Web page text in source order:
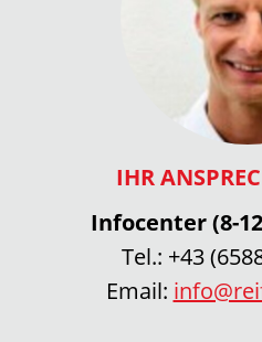
IHR
Infocenter (8-
Tel.: +43
Email: